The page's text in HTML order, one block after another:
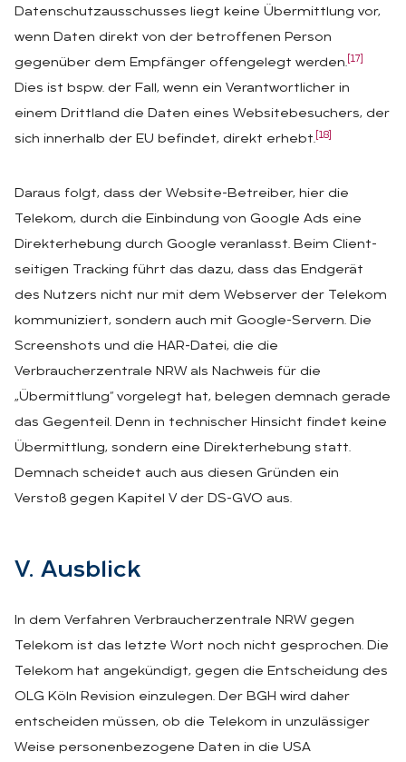
Datenschutzausschusses liegt keine Übermittlung vor,
wenn Daten direkt von der betroffenen Person
gegenüber dem Empfänger offengelegt werden. [17]
Dies ist bspw. der Fall, wenn ein Verantwortlicher in
einem Drittland die Daten eines Websitebesuchers, der
sich innerhalb der EU befindet, direkt erhebt. [18]
Daraus folgt, dass der Website-Betreiber, hier die
Telekom, durch die Einbindung von Google Ads eine
Direkterhebung durch Google veranlasst. Beim Client-
seitigen Tracking führt das dazu, dass das Endgerät
des Nutzers nicht nur mit dem Webserver der Telekom
kommuniziert, sondern auch mit Google-Servern. Die
Screenshots und die HAR-Datei, die die
Verbraucherzentrale NRW als Nachweis für die
„Übermittlung“ vorgelegt hat, belegen demnach gerade
das Gegenteil. Denn in technischer Hinsicht findet keine
Übermittlung, sondern eine Direkterhebung statt.
Demnach scheidet auch aus diesen Gründen ein
Verstoß gegen Kapitel V der DS-GVO aus.
V. Aus­blick
In dem Verfahren Verbraucherzentrale NRW gegen
Telekom ist das letzte Wort noch nicht gesprochen. Die
Telekom hat angekündigt, gegen die Entscheidung des
OLG Köln Revision einzulegen. Der BGH wird daher
entscheiden müssen, ob die Telekom in unzulässiger
Weise personenbezogene Daten in die USA